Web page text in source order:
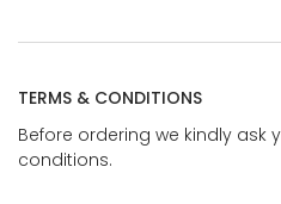
TERMS & CONDITIONS
Before ordering we kindly
conditions.